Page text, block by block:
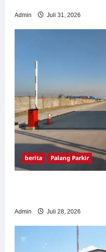
Admin Juli 31, 2026
berita Palang Parkir
Admin Juli 28, 2026